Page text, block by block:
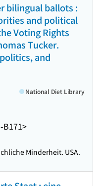
bilingual ballots :
and political
Voting Rights
Tucker.
and
B171>
National Diet Library
Minderheit. USA.